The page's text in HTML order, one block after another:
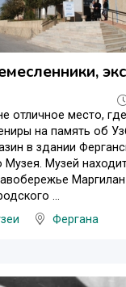
отличное место,
на память об
в здании
Музея. Музей
...
Фергана